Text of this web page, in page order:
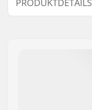
PRODUKTDETAILS